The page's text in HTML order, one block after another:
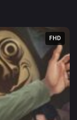
FHD